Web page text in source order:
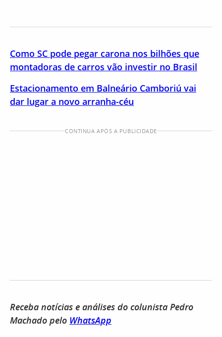
Como SC pode pegar carona nos bilhões que
montadoras de carros vão investir no Brasil
Estacionamento em Balneário Camboriú vai
dar lugar a novo arranha-céu
CONTINUA APÓS A PUBLICIDADE
Receba notícias e análises do colunista Pedro
Machado pelo WhatsApp